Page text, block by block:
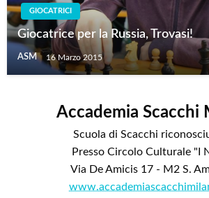
GIOCATRICI
Giocatrice per la Russia, Trovasi!
ASM 16 Marzo 2015
Accademia Scacchi
Scuola di Scacchi
Presso Circolo Culturale "I
Via De Amicis 17 - M2 S.